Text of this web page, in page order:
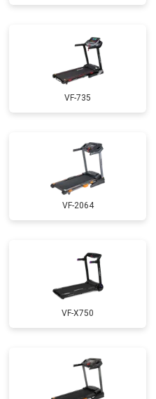
VF-735
VF-2064
VF-X750